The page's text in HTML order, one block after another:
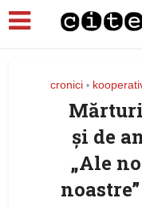
cronici •
și de
„Ale